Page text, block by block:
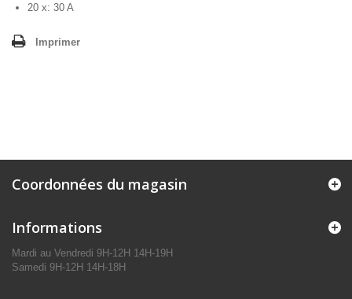
20 x: 30 A
Imprimer
Coordonnées du magasin
Informations
Mardi au Vendredi 9H-12H 14H-19H
Samedi 9H-12H 14H-18H